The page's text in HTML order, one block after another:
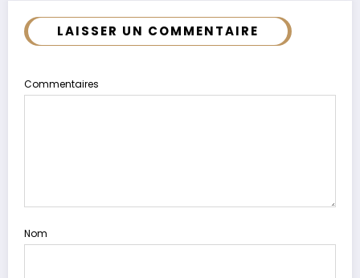
LAISSER UN COMMENTAIRE
Commentaires
Nom